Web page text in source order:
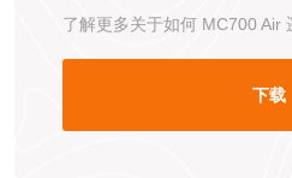
了解更多关于如何 MC700 Air
下载